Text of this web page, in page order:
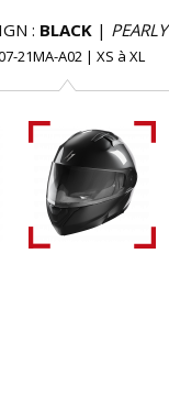
: BLACK | PEARLY
21MA-A02| XS à XL